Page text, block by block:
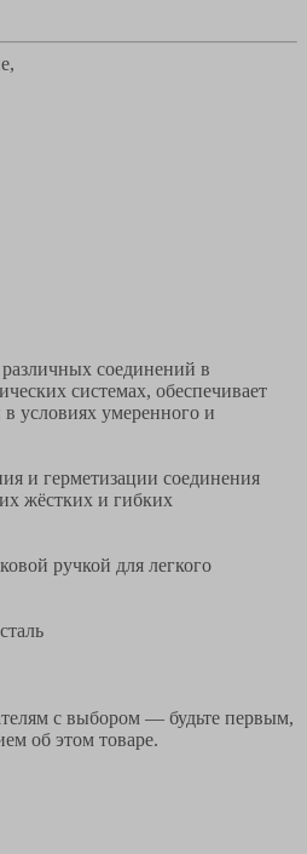
соединений в
системах, обеспечивает
условиях умеренного и
и герметизации соединения
жёстких и гибких
ручкой для легкого
с выбором — будьте первым,
об этом товаре.